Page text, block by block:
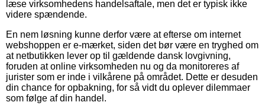
læse virksomhedens handelsaftale, men det er typisk ikke
videre spændende.
En nem løsning kunne derfor være at efterse om internet
webshoppen er e-mærket, siden det bør være en tryghed om
at netbutikken lever op til gældende dansk lovgivning,
foruden at online virksomheden nu og da monitoreres af
jurister som er inde i vilkårene på området. Dette er desuden
din chance for opbakning, for så vidt du oplever dilemmaer
som følge af din handel.